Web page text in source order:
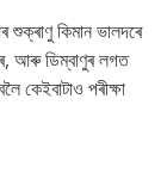
শুক্ৰাণু কিমান ভালদৰে
আৰু ডিম্বাণুৰ লগত
কেইবাটাও পৰীক্ষা